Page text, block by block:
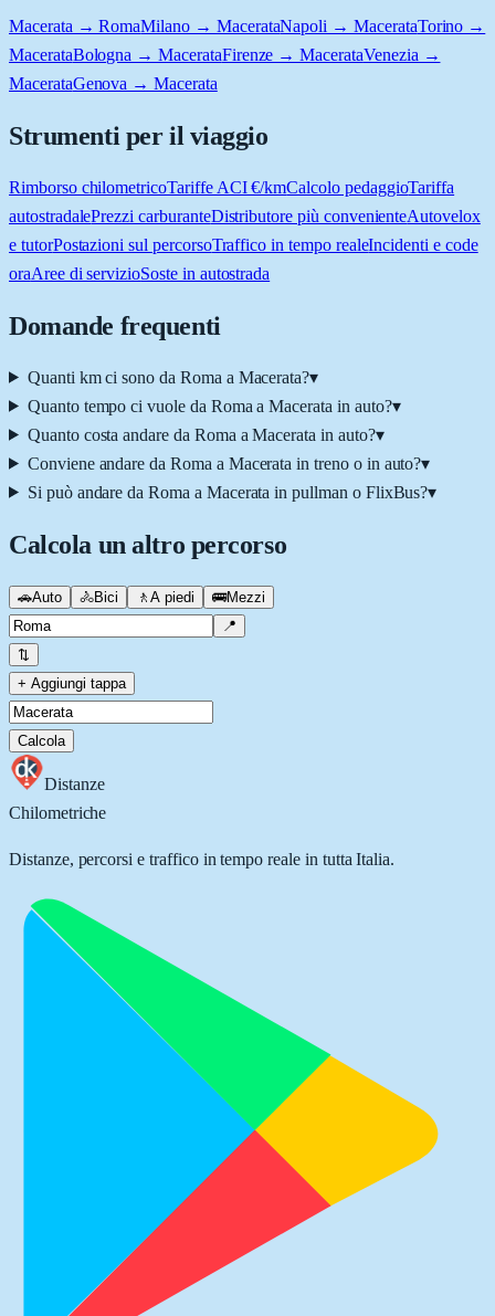
Macerata → RomaMilano → MacerataNapoli → MacerataTorino →
MacerataBologna → MacerataFirenze → MacerataVenezia →
MacerataGenova → Macerata
Strumenti per il viaggio
Rimborso chilometricoTariffe ACI €/kmCalcolo pedaggioTariffa
autostradalePrezzi carburanteDistributore più convenienteAutovelox
e tutorPostazioni sul percorsoTraffico in tempo realeIncidenti e code
oraAree di servizioSoste in autostrada
Domande frequenti
Quanti km ci sono da Roma a Macerata?▾
Quanto tempo ci vuole da Roma a Macerata in auto?▾
Quanto costa andare da Roma a Macerata in auto?▾
Conviene andare da Roma a Macerata in treno o in auto?▾
Si può andare da Roma a Macerata in pullman o FlixBus?▾
Calcola un altro percorso
🚗Auto 🚴Bici 🚶 A piedi 🚌Mezzi
📍
⇅
+ Aggiungi tappa
Calcola
Distanze
Chilometriche
Distanze, percorsi e traffico in tempo reale in tutta Italia.